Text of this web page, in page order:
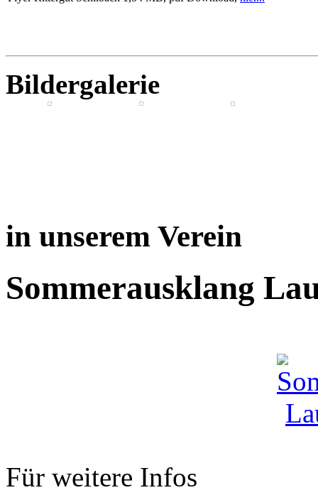
Bildergalerie
in unserem Verein
Sommerausklang
Für weitere Infos